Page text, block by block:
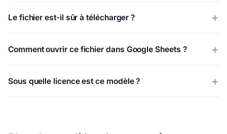
Le fichier est-il sûr à télécharger ?
Comment ouvrir ce fichier dans Google Sheets ?
Sous quelle licence est ce modèle ?